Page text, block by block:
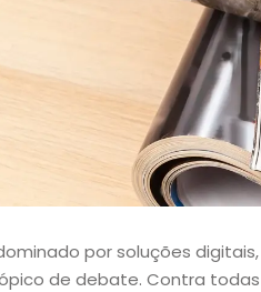
por soluções
de debate. Contra